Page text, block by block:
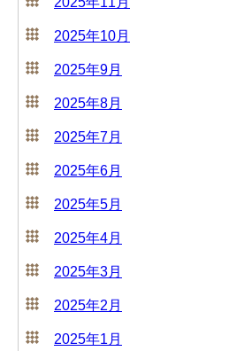
2025年10月
2025年9月
2025年8月
2025年7月
2025年6月
2025年5月
2025年4月
2025年3月
2025年2月
2025年1月